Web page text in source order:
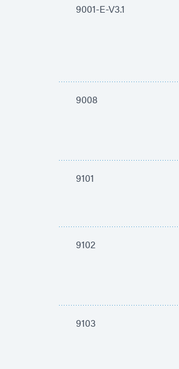
9001-E-V3.1
9008
9101
9102
9103